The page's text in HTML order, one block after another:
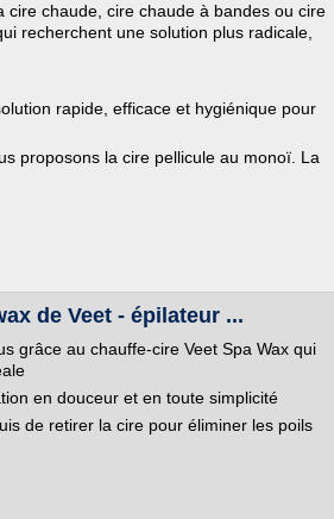
cire chaude, cire chaude à bandes ou cire
recherchent une solution plus radicale,
rapide, efficace et hygiénique pour
proposons la cire pellicule au monoï. La
de Veet - épilateur ...
grâce au chauffe-cire Veet Spa Wax qui
en douceur et en toute simplicité
de retirer la cire pour éliminer les poils